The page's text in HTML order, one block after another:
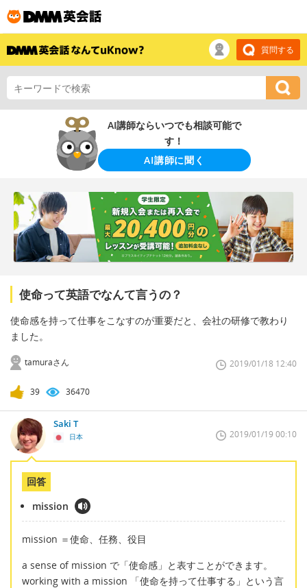
質問する
AI講師ならいつでも相談可能で
す！
AI講師に聞く
使命って英語でなんて言うの？
使命感を持って仕事をこなすのが重要だと、会社の研修で教わり
ました。
tamuraさん 2019/01/18 12:40
39 36470
Saki T
日本 2019/01/19 00:10
回答
mission
mission ＝使命、任務、役目
a sense of mission で「使命感」と表すことができます。
working with a mission 「使命を持って仕事する」という言